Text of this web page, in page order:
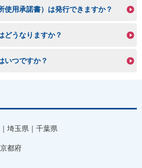
使用承諾書）は発行できますか？
どうなりますか？
いつですか？
埼玉県
千葉県
京都府